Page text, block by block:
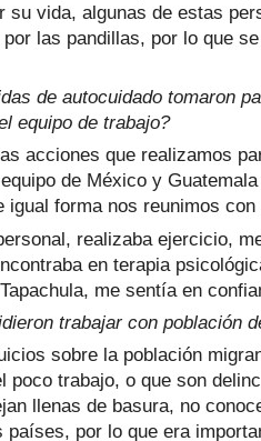
su vida, algunas de estas
las pandillas, por lo que
de autocuidado tomaron
equipo de trabajo?
acciones que realizamos
de México y
igual forma nos reunimos
realizaba ejercicio,
en terapia
me sentía en
trabajar con población
sobre la población
poco trabajo, o que son
llenas de basura, no
países, por lo que era